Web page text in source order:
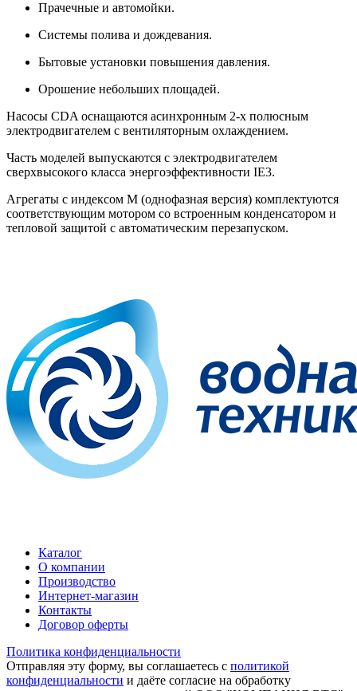
Прачечные и автомойки.
Системы полива и дождевания.
Бытовые установки повышения давления.
Орошение небольших площадей.
Насосы CDA оснащаются асинхронным 2-х полюсным
электродвигателем с вентиляторным охлаждением.
Часть моделей выпускаются с электродвигателем
сверхвысокого класса энергоэффективности IE3.
Агрегаты с индексом М (однофазная версия) комплектуются
соответствующим мотором со встроенным конденсатором и
тепловой защитой с автоматическим перезапуском.
Каталог
О компании
Производство
Интернет-магазин
Контакты
Договор оферты
Политика конфиденциальности
Отправляя эту форму, вы соглашаетесь с политикой
конфиденциальности и даёте согласие на обработку